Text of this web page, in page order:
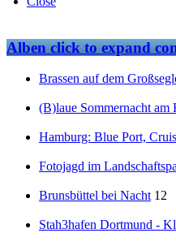
Albenclick to expand
Brassen auf dem
(B)laue Sommernacht am
Hamburg: Blue Port,
Fotojagd im
Brunsbüttel bei Nacht 12
Stah3hafen Dortmund -